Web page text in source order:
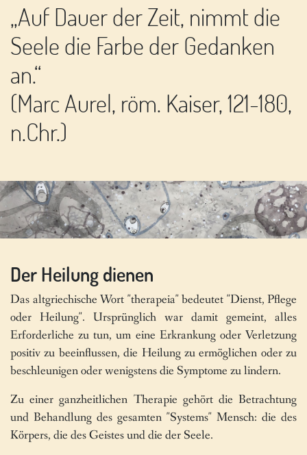
„Auf Dauer der Zeit, nimmt die
Seele die Farbe der Gedanken
an.“
(Marc Aurel, röm. Kaiser, 121-180,
n.Chr.)
Der Heilung dienen
Das altgriechische Wort "therapeia" bedeutet "Dienst, Pflege
oder Heilung". Ursprünglich war damit gemeint, alles
Erforderliche zu tun, um eine Erkrankung oder Verletzung
positiv zu beeinflussen, die Heilung zu ermöglichen oder zu
beschleunigen oder wenigstens die Symptome zu lindern.
Zu einer ganzheitlichen Therapie gehört die Betrachtung
und Behandlung des gesamten "Systems" Mensch: die des
Körpers, die des Geistes und die der Seele.